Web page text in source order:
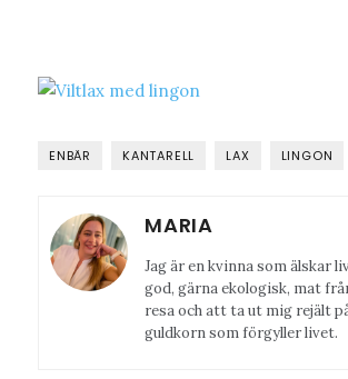
ENBÄR KANTARELL LAX LINGON
MARIA
Jag är en kvinna som älskar
god, gärna ekologisk, mat
resa och att ta ut mig rejält
guldkorn som förgyller livet.